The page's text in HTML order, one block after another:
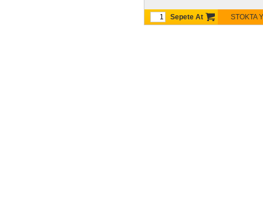
STOKTA
Sepete At